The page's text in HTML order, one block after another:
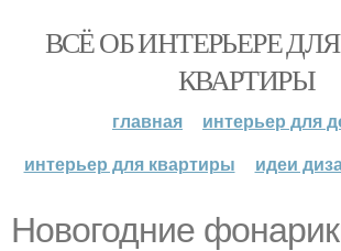
ВСЁ ОБ ИНТЕРЬЕРЕ
КВАРТИРЫ
главная
интерьер для
интерьер для квартиры
идеи
Новогодние